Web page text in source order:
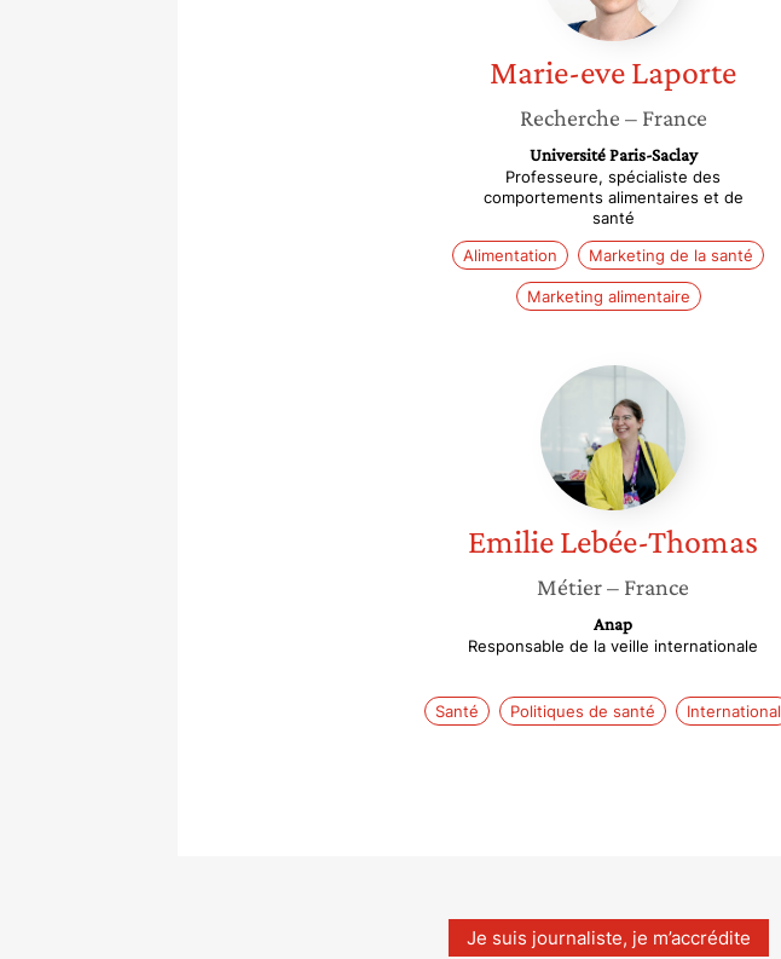
Marie-eveLaporte
Recherche – France
Université Paris-Saclay
Professeure, spécialiste des
comportements alimentaires et de
santé
Alimentation
Marketing de la santé
Marketing alimentaire
Emilie
Lebée-
Thomas
EmilieLebée-Thomas
Métier– France
Anap
Responsable de la veille internationale
Santé Politiques de santé International
Je suis journaliste, je m’accrédite